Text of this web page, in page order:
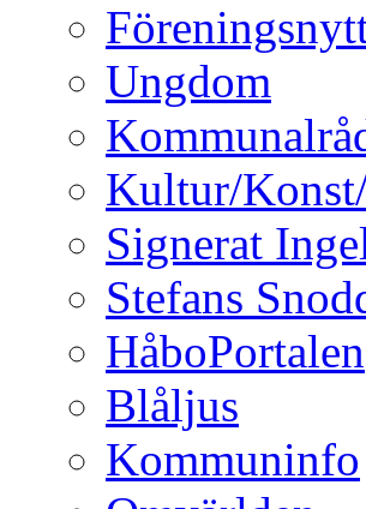
Ungdom
Kultur/
Signerat
Stefans
HåboPortalen
Blåljus
Kommuninfo